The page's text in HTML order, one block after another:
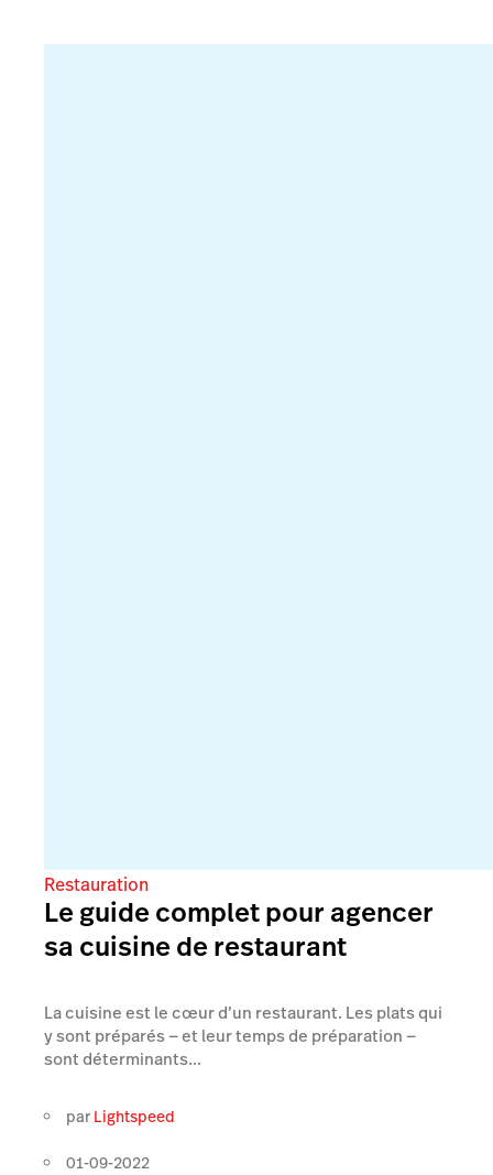
Restauration
Le guide complet pour agencer
sa cuisine de restaurant
La cuisine est le cœur d’un restaurant. Les plats qui
y sont préparés — et leur temps de préparation —
sont déterminants...
par Lightspeed
01-09-2022